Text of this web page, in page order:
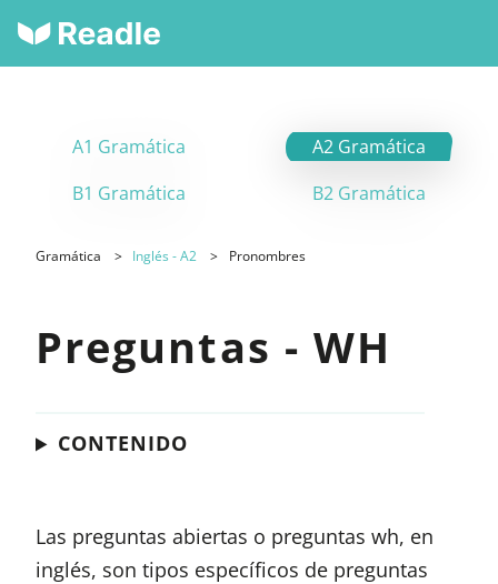
A1 Gramática
A2 Gramática
B1 Gramática
B2 Gramática
Gramática Inglés - A2 Pronombres
Preguntas - WH
CONTENIDO
Las preguntas abiertas o preguntas wh, en
inglés, son tipos específicos de preguntas